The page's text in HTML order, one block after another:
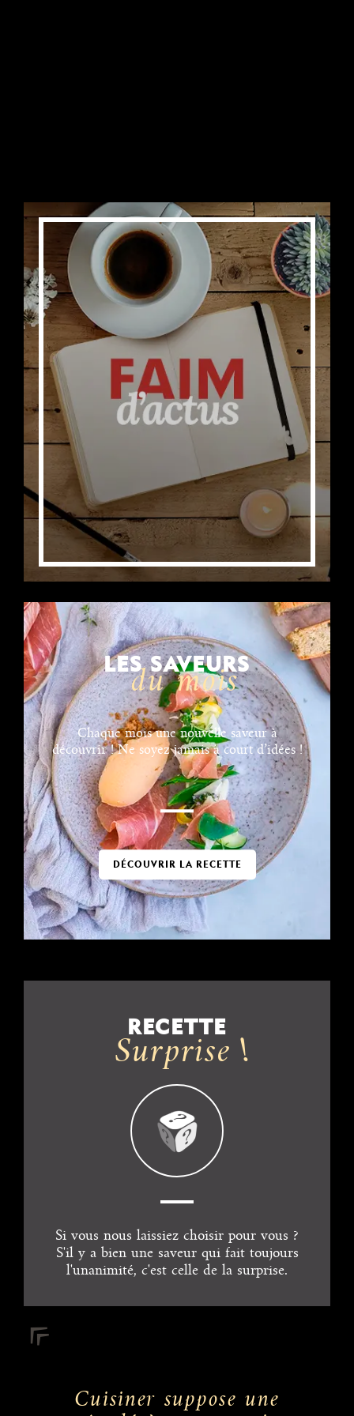
LES SAVEURS
du mois
Chaque mois une nouvelle saveur à
découvrir ! Ne soyez jamais à court d’idées !
DÉCOUVRIR LA RECETTE
RECETTE
Surprise !
Si vous nous laissiez choisir pour vous ?
S'il y a bien une saveur qui fait toujours
l'unanimité, c'est celle de la surprise.
Cuisiner suppose une